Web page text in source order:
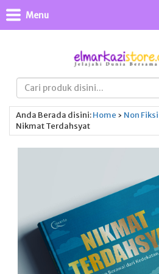
Menu
Anda Berada disini:Home › Non Fiksi
Nikmat Terdahsyat